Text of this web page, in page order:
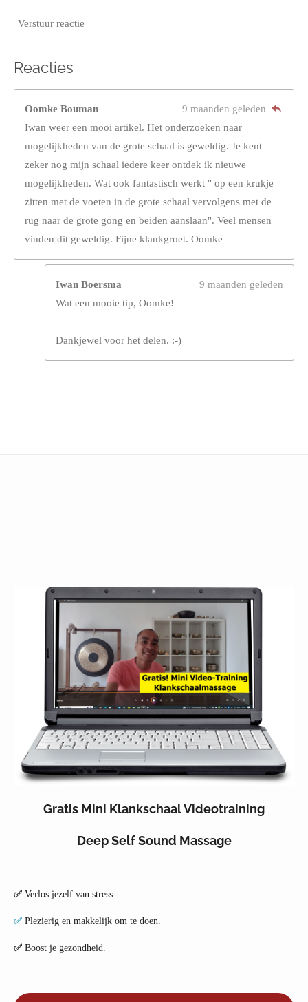
Verstuur reactie
Reacties
Oomke Bouman
9 maanden geleden
Iwan weer een mooi artikel. Het onderzoeken naar
mogelijkheden van de grote schaal is geweldig. Je kent
zeker nog mijn schaal iedere keer ontdek ik nieuwe
mogelijkheden. Wat ook fantastisch werkt " op een krukje
zitten met de voeten in de grote schaal vervolgens met de
rug naar de grote gong en beiden aanslaan". Veel mensen
vinden dit geweldig. Fijne klankgroet. Oomke
Iwan Boersma
9 maanden geleden
Wat een mooie tip, Oomke!
Dankjewel voor het delen. :-)
Gratis Mini Klankschaal Videotraining
Deep Self Sound Massage
✅ Verlos jezelf van stress.
✅ Plezierig en makkelijk om te doen.
✅ Boost je gezondheid.